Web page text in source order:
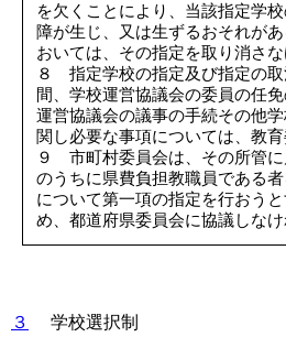
を欠くことにより、当該指定学
障が生じ、又は生ずるおそれが
おいては、その指定を取り消さな
８ 指定学校の指定及び指定の取
間、学校運営協議会の委員の任
運営協議会の議事の手続その他
関し必要な事項については、教育
９ 市町村委員会は、その所管に
のうちに県費負担教職員である者
について第一項の指定を行おう
め、都道府県委員会に協議しなけ
３ 学校選択制